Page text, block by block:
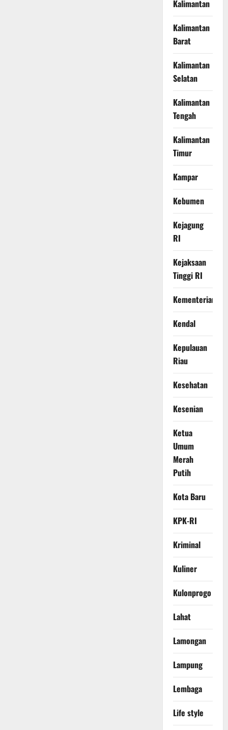
Kalimantan
Kalimantan
Barat
Kalimantan
Selatan
Kalimantan
Tengah
Kalimantan
Timur
Kampar
Kebumen
Kejagung
RI
Kejaksaan
Tinggi RI
Kementerian
Kendal
Kepulauan
Riau
Kesehatan
Kesenian
Ketua
Umum
Merah
Putih
Kota Baru
KPK-RI
Kriminal
Kuliner
Kulonprogo
Lahat
Lamongan
Lampung
Lembaga
Life style